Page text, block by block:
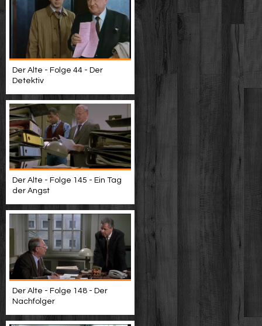
Der Alte - Folge 44 - Der
Detektiv
Der Alte - Folge 145 - Ein Tag
der Angst
Der Alte - Folge 148 - Der
Nachfolger